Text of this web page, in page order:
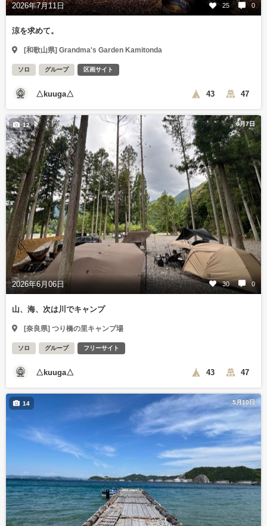
2026年7月11日 25 0
涼を求めて。
[和歌山県] Grandma's Garden Kamitonda
ソロ グループ 区画サイト
△kuuga△ 43 47
6月7日
2026年6月06日 30 0
12
山、海、次は川でキャンプ
[奈良県] つり橋の里キャンプ場
ソロ グループ フリーサイト
△kuuga△ 43 47
5月10日
14